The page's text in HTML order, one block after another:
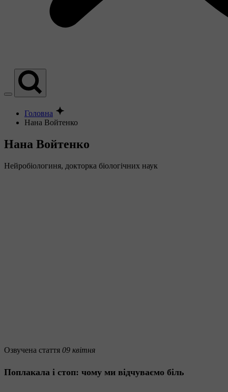
Головна
Нана Войтенко
Нана Войтенко
Нейробіологиня, докторка біологічних наук
Озвучена стаття 09 квітня
Поплакала і стоп: чому ми відчуваємо біль